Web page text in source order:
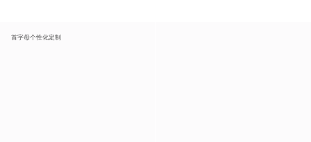
首字母个性化定制